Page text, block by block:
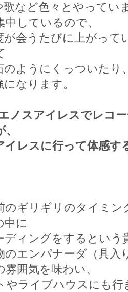
歌など色々とやってい
しているので、
が会うたびに上がって
のようにくっついたり
なります。
ノスアイレスでレコ
イレスに行って体感す
のギリギリのタイミ
中に
ディングをするという
のエンパナーダ（具入
囲気を味わい、
やライブハウスにも